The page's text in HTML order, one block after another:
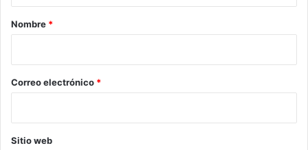
r
*
Nombre *
Correo electrónico *
Sitio web